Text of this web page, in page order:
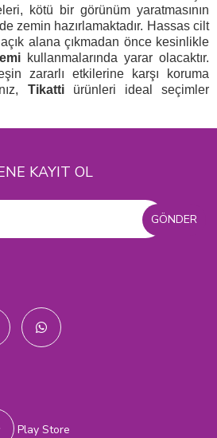
kötü bir görünüm yaratmasının
zemin hazırlamaktadır. Hassas cilt
alana çıkmadan önce kesinlikle
kullanmalarında yarar olacaktır.
zararlı etkilerine karşı koruma
Tikattiürünleri ideal seçimler
KAYIT OL
GÖNDER
Play Store